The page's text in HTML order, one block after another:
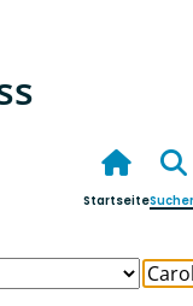
Startseite